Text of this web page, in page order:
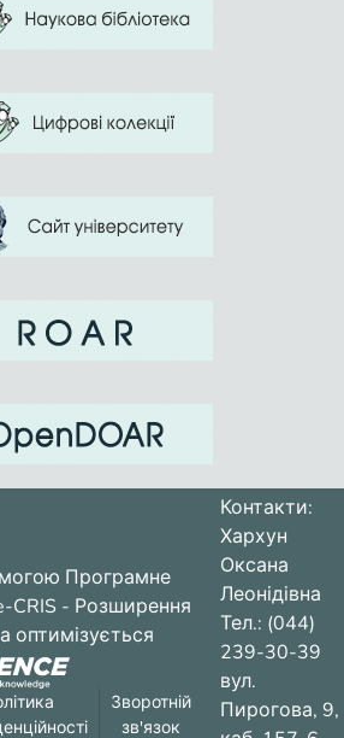
Програмне
CRIS - Розширення
оптимізується
Зворотній
зв'язок
Контакти:
Хархун
Оксана
Леонідівна
Тел.: (044)
239-30-39
вул.
Пирогова, 9,